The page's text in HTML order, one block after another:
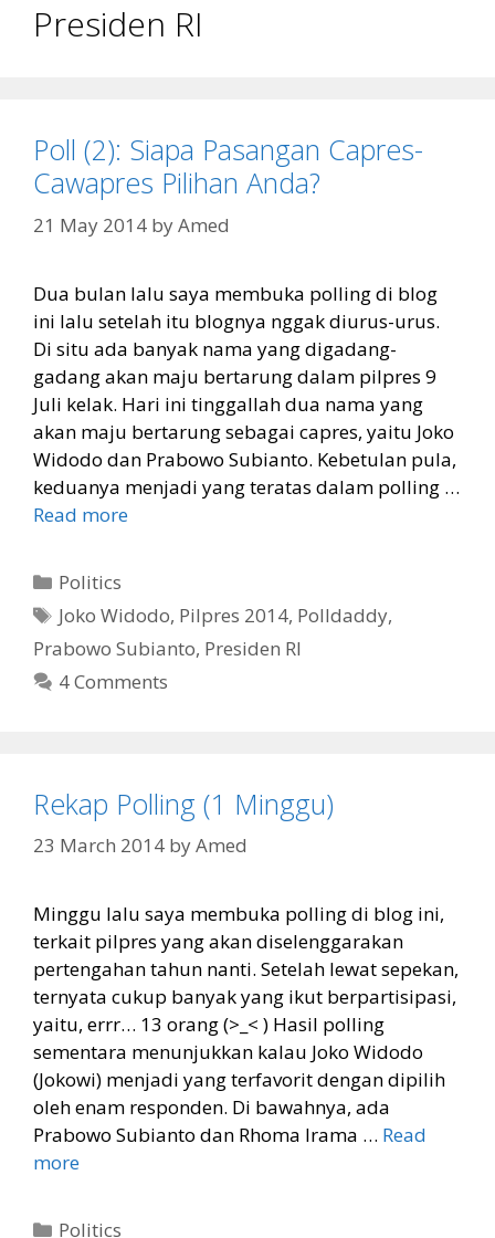
Presiden RI
Poll (2): Siapa Pasangan Capres-
Cawapres Pilihan Anda?
21 May 2014 byAmed
Dua bulan lalu saya membuka polling di blog
ini lalu setelah itu blognya nggak diurus-urus.
Di situ ada banyak nama yang digadang-
gadang akan maju bertarung dalam pilpres 9
Juli kelak. Hari ini tinggallah dua nama yang
akan maju bertarung sebagai capres, yaitu Joko
Widodo dan Prabowo Subianto. Kebetulan pula,
keduanya menjadi yang teratas dalam polling …
Read more
Categories
Politics
Tags
Joko Widodo, Pilpres 2014, Polldaddy,
Prabowo Subianto, Presiden RI
4 Comments
Rekap Polling (1 Minggu)
23 March 2014 byAmed
Minggu lalu saya membuka polling di blog ini,
terkait pilpres yang akan diselenggarakan
pertengahan tahun nanti. Setelah lewat sepekan,
ternyata cukup banyak yang ikut berpartisipasi,
yaitu, errr… 13 orang (>_< ) Hasil polling
sementara menunjukkan kalau Joko Widodo
(Jokowi) menjadi yang terfavorit dengan dipilih
oleh enam responden. Di bawahnya, ada
Prabowo Subianto dan Rhoma Irama … Read
more
Categories
Politics